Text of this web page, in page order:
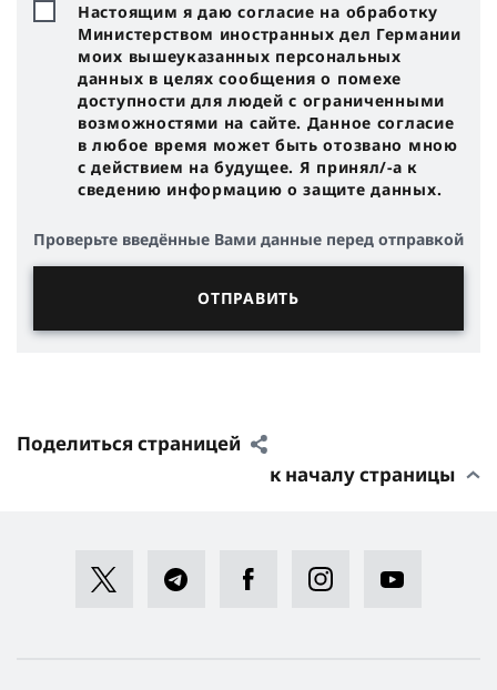
Настоящим я даю согласие на обработку
Министерством иностранных дел Германии
моих вышеуказанных персональных
данных в целях сообщения о помехе
доступности для людей с ограниченными
возможностями на сайте. Данное согласие
в любое время может быть отозвано мною
с действием на будущее. Я принял/-a к
сведению информацию о защите данных.
Проверьте введённые Вами данные перед отправкой
Поделиться страницей
к началу страницы